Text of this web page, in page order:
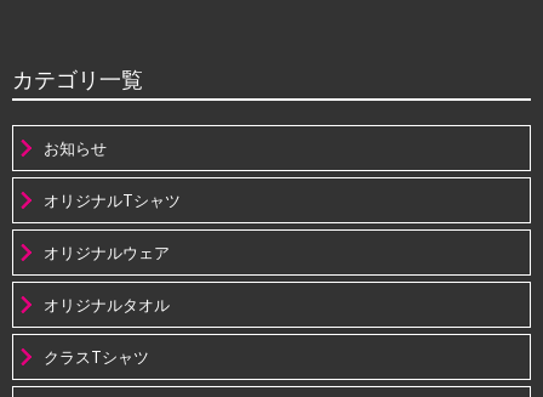
カテゴリ一覧
お知らせ
オリジナルTシャツ
オリジナルウェア
オリジナルタオル
クラスTシャツ